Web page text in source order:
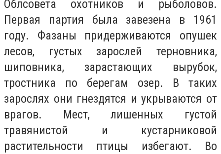
Облсовета охотников и рыболовов.
Первая партия была завезена в 1961
году. Фазаны придерживаются опушек
лесов, густых зарослей терновника,
шиповника, зарастающих вырубок,
тростника по берегам озер. В таких
зарослях они гнездятся и укрываются от
врагов. Мест, лишенных густой
травянистой и кустарниковой
растительности птицы избегают. Во